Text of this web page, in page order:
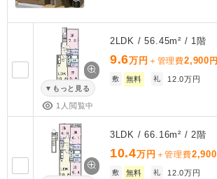
もっと見る
1人閲覧中
2LDK / 56.45m² / 1階
9.6万円 ＋管理費2,900 円
敷 無料 礼 12.0万円
3LDK / 66.16m² / 2階
10.4万円 ＋管理費2,900
敷 無料 礼 12.0万円